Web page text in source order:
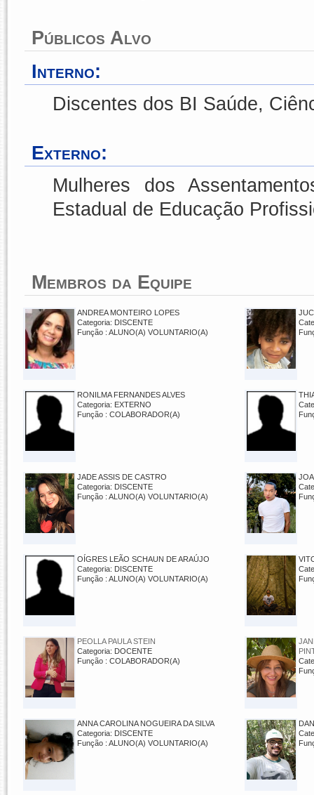
Públicos Alvo
Interno:
Discentes dos BI Saúde,
Externo:
Mulheres dos
Estadual de Educação
Membros da Equipe
ANDREA MONTEIRO LOPES
Categoria: DISCENTE
Função : ALUNO(A) VOLUNTARIO(A)
RONILMA FERNANDES ALVES
Categoria: EXTERNO
Função : COLABORADOR(A)
JADE ASSIS DE CASTRO
Categoria: DISCENTE
Função : ALUNO(A) VOLUNTARIO(A)
OÍGRES LEÃO SCHAUN DE ARAÚJO
Categoria: DISCENTE
Função : ALUNO(A) VOLUNTARIO(A)
PEOLLA PAULA STEIN
Categoria: DOCENTE
Função : COLABORADOR(A)
ANNA CAROLINA NOGUEIRA DA SILVA
Categoria: DISCENTE
Função : ALUNO(A) VOLUNTARIO(A)